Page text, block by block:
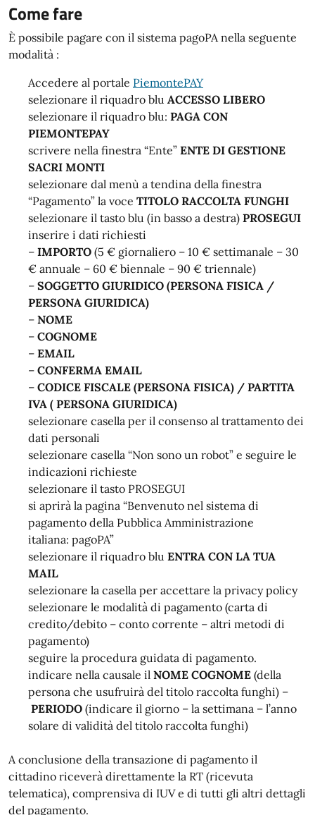
Come fare
È possibile pagare con il sistema pagoPA nella seguente
modalità :
Accedere al portale PiemontePAY
selezionare il riquadro blu ACCESSO LIBERO
selezionare il riquadro blu: PAGA CON
PIEMONTEPAY
scrivere nella finestra “Ente” ENTE DI GESTIONE
SACRI MONTI
selezionare dal menù a tendina della finestra
“Pagamento” la voce TITOLO RACCOLTA FUNGHI
selezionare il tasto blu (in basso a destra) PROSEGUI
inserire i dati richiesti
– IMPORTO (5 € giornaliero – 10 € settimanale – 30
€ annuale – 60 € biennale – 90 € triennale)
– SOGGETTO GIURIDICO (PERSONA FISICA /
PERSONA GIURIDICA)
– NOME
– COGNOME
– EMAIL
– CONFERMA EMAIL
– CODICE FISCALE (PERSONA FISICA) / PARTITA
IVA ( PERSONA GIURIDICA)
selezionare casella per il consenso al trattamento dei
dati personali
selezionare casella “Non sono un robot” e seguire le
indicazioni richieste
selezionare il tasto PROSEGUI
si aprirà la pagina “Benvenuto nel sistema di
pagamento della Pubblica Amministrazione
italiana: pagoPA”
selezionare il riquadro blu ENTRA CON LA TUA
MAIL
selezionare la casella per accettare la privacy policy
selezionare le modalità di pagamento (carta di
credito/debito – conto corrente – altri metodi di
pagamento)
seguire la procedura guidata di pagamento.
indicare nella causale il NOME COGNOME (della
persona che usufruirà del titolo raccolta funghi) –
PERIODO (indicare il giorno – la settimana – l’anno
solare di validità del titolo raccolta funghi)
A conclusione della transazione di pagamento il
cittadino riceverà direttamente la RT (ricevuta
telematica), comprensiva di IUV e di tutti gli altri dettagli
del pagamento.